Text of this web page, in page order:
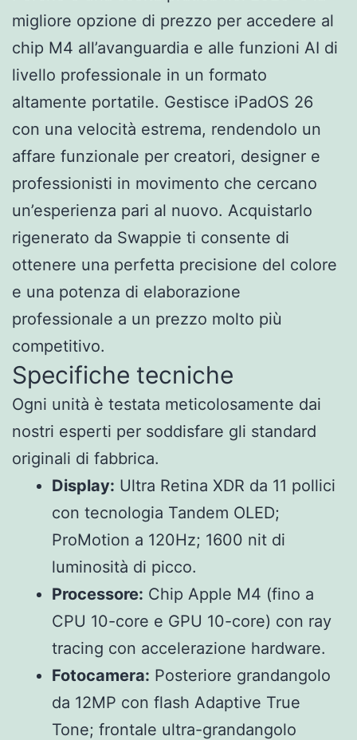
migliore opzione di prezzo per accedere al
chip M4 all’avanguardia e alle funzioni AI di
livello professionale in un formato
altamente portatile. Gestisce iPadOS 26
con una velocità estrema, rendendolo un
affare funzionale per creatori, designer e
professionisti in movimento che cercano
un’esperienza pari al nuovo. Acquistarlo
rigenerato da Swappie ti consente di
ottenere una perfetta precisione del colore
e una potenza di elaborazione
professionale a un prezzo molto più
competitivo.
Specifiche tecniche
Ogni unità è testata meticolosamente dai
nostri esperti per soddisfare gli standard
originali di fabbrica.
Display: Ultra Retina XDR da 11 pollici
con tecnologia Tandem OLED;
ProMotion a 120Hz; 1600 nit di
luminosità di picco.
Processore: Chip Apple M4 (fino a
CPU 10-core e GPU 10-core) con ray
tracing con accelerazione hardware.
Fotocamera: Posteriore grandangolo
da 12MP con flash Adaptive True
Tone; frontale ultra-grandangolo